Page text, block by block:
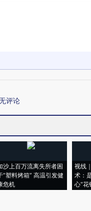
评论
沙上百万流离失所者困
“塑料烤箱” 高温引发健
危机
视线
术：
心“花